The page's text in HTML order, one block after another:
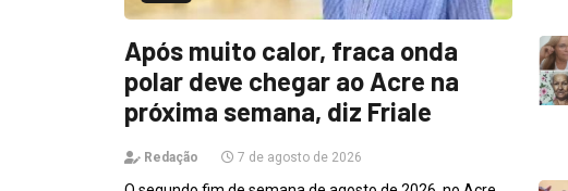
Após muito calor, fraca onda
polar deve chegar ao Acre na
próxima semana, diz Friale
Redação 7 de agosto de 2026